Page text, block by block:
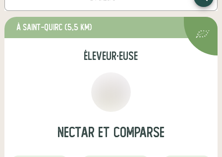
à Saint-Quirc (5,5 km)
éleveur·euse
Nectar et Comparse